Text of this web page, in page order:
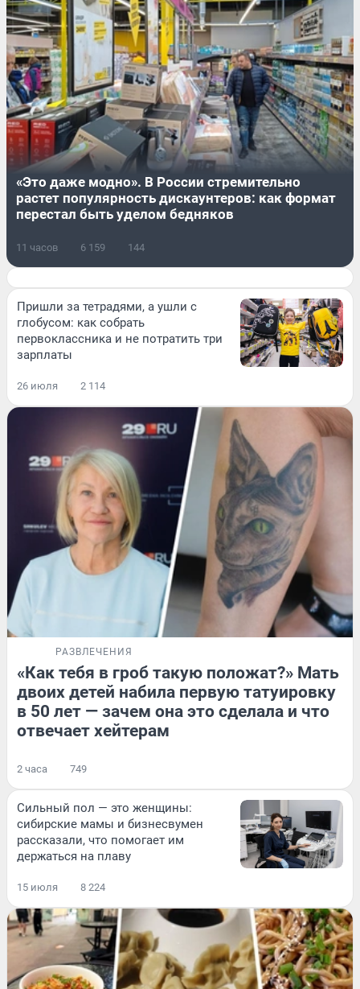
«Это даже модно». В России стремительно
растет популярность дискаунтеров: как формат
перестал быть уделом бедняков
11 часов 6 159 144
Пришли за тетрадями, а ушли с
глобусом: как собрать
первоклассника и не потратить три
зарплаты
26 июля 2 114
РАЗВЛЕЧЕНИЯ
«Как тебя в гроб такую положат?» Мать
двоих детей набила первую татуировку
в 50 лет — зачем она это сделала и что
отвечает хейтерам
2 часа 749
Сильный пол — это женщины:
сибирские мамы и бизнесвумен
рассказали, что помогает им
держаться на плаву
15 июля 8 224